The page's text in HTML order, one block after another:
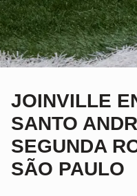
JOINVILLE
SANTO
SEGUNDA
SÃO PAULO